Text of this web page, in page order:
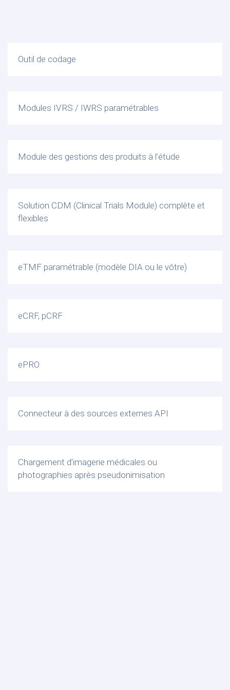
Outil de codage
Modules IVRS / IWRS paramétrables
Module des gestions des produits à l’étude
Solution CDM (Clinical Trials Module) complète et
flexibles
eTMF paramétrable (modèle DIA ou le vôtre)
eCRF, pCRF
ePRO
Connecteur à des sources externes API
Chargement d’imagerie médicales ou
photographies après pseudonimisation